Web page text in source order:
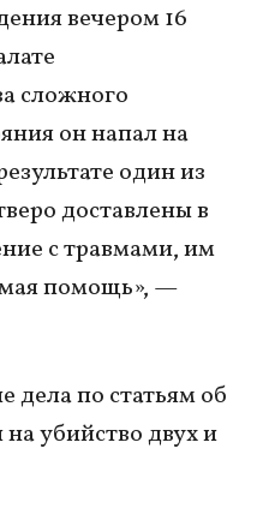
вечером 16
сложного
он напал на
один из
доставлены в
с травмами, им
помощь», —
по статьям об
убийство двух и